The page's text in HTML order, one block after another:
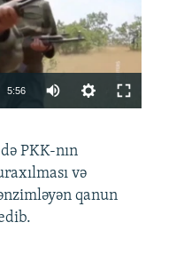
480p
available
5:56
360p
480p
PKK-nın
və
qanun